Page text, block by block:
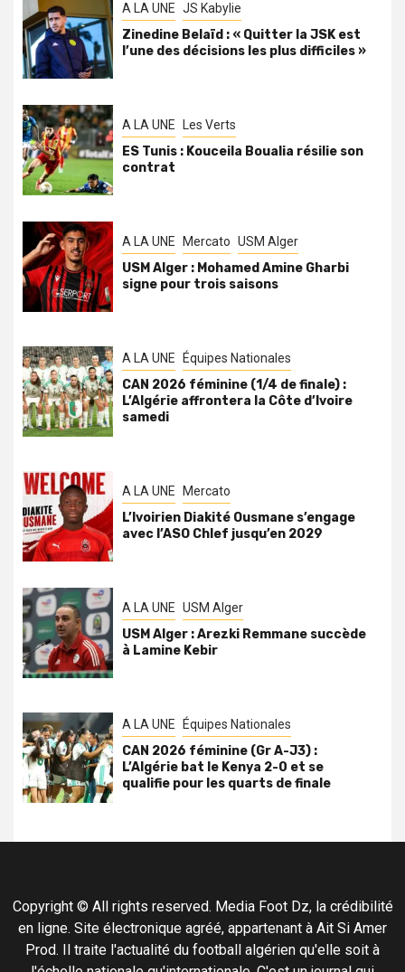
A LA UNE JS Kabylie
Zinedine Belaïd : « Quitter la JSK est
l’une des décisions les plus difficiles »
A LA UNE Les Verts
ES Tunis : Kouceila Boualia résilie son
contrat
A LA UNE Mercato USM Alger
USM Alger : Mohamed Amine Gharbi
signe pour trois saisons
A LA UNE Équipes Nationales
CAN 2026 féminine (1/4 de finale) :
L’Algérie affrontera la Côte d’Ivoire
samedi
A LA UNE Mercato
L’Ivoirien Diakité Ousmane s’engage
avec l’ASO Chlef jusqu’en 2029
A LA UNE USM Alger
USM Alger : Arezki Remmane succède
à Lamine Kebir
A LA UNE Équipes Nationales
CAN 2026 féminine (Gr A-J3) :
L’Algérie bat le Kenya 2-0 et se
qualifie pour les quarts de finale
Copyright © All rights reserved. Media Foot Dz, la crédibilité
en ligne. Site électronique agréé, appartenant à Ait Si Amer
Prod. Il traite l'actualité du football algérien qu'elle soit à